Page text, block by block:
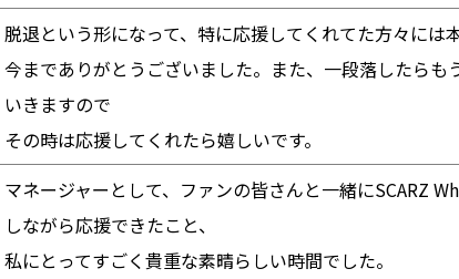
脱退という形になって、特に応援してくれてた方々には
今までありがとうございました。また、一段落したらも
いきますので
その時は応援してくれたら嬉しいです。
マネージャーとして、ファンの皆さんと一緒にSCARZ
しながら応援できたこと、
私にとってすごく貴重な素晴らしい時間でした。